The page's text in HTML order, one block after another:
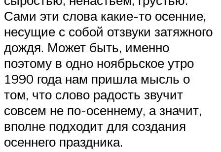
Сами эти слова какие-то осенние,
несущие с собой отзвуки затяжного
дождя. Может быть, именно
поэтому в одно ноябрьское утро
1990 года нам пришла мысль о
том, что слово радость звучит
совсем не по-осеннему, а значит,
вполне подходит для создания
осеннего праздника.